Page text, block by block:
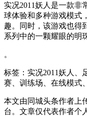
实况2011妖人是一款非
球体验和多种游戏模式
趣。同时，该游戏也得
系列中的一颗耀眼的明
。
标签：实况2011妖人、
赛、训练场、在线模式
本文由同城头条作者上
台。文章仅代表作者个